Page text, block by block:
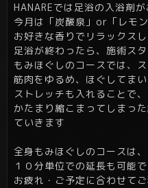
HANAREでは足浴の入浴剤
今月は「炭酸泉」or「レモン
お好きな香りでリラックス
足浴が終わったら、施術ス
もみほぐしのコースでは、
筋肉をゆるめ、ほぐしてま
ストレッチも入れることで
かたまり縮こまってしまっ
ていきます
全身もみほぐしのコースは
１０分単位での延長も可能
お疲れ・ご予定に合わせて